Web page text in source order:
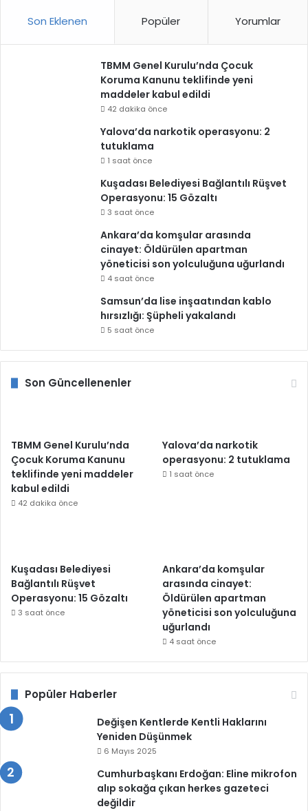
Son Eklenen Popüler Yorumlar
TBMM Genel Kurulu’nda Çocuk
Koruma Kanunu teklifinde yeni
maddeler kabul edildi
42 dakika önce
Yalova’da narkotik operasyonu: 2
tutuklama
1 saat önce
Kuşadası Belediyesi Bağlantılı Rüşvet
Operasyonu: 15 Gözaltı
3 saat önce
Ankara’da komşular arasında
cinayet: Öldürülen apartman
yöneticisi son yolculuğuna uğurlandı
4 saat önce
Samsun’da lise inşaatından kablo
hırsızlığı: Şüpheli yakalandı
5 saat önce
Son Güncellenenler
TBMM Genel Kurulu’nda
Çocuk Koruma Kanunu
teklifinde yeni maddeler
kabul edildi
42 dakika önce
Yalova’da narkotik
operasyonu: 2 tutuklama
1 saat önce
Kuşadası Belediyesi
Bağlantılı Rüşvet
Operasyonu: 15 Gözaltı
3 saat önce
Ankara’da komşular
arasında cinayet:
Öldürülen apartman
yöneticisi son yolculuğuna
uğurlandı
4 saat önce
Popüler Haberler
Değişen Kentlerde Kentli Haklarını
Yeniden Düşünmek
6 Mayıs 2025
Cumhurbaşkanı Erdoğan: Eline mikrofon
alıp sokağa çıkan herkes gazeteci
değildir